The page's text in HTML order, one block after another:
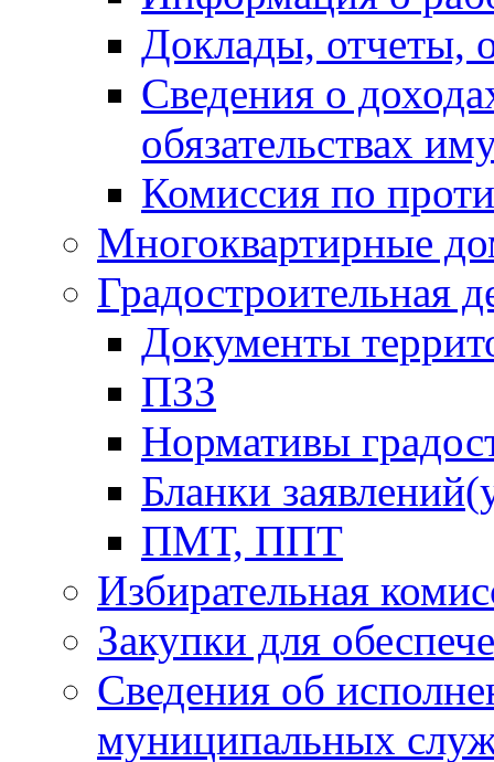
Доклады, отчеты,
Сведения о
обязательствах
Комиссия по
Многоквартирные
Градостроительная
Документы
ПЗЗ
Нормативы
Бланки
ПМТ, ППТ
Избирательная
Закупки для
Сведения об
муниципальных